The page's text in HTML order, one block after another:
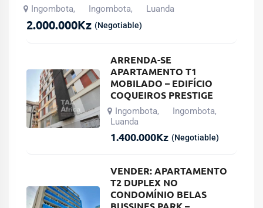
Ingombota, Ingombota, Luanda
2.000.000Kz (Negotiable)
ARRENDA-SE
APARTAMENTO T1
MOBILADO – EDIFÍCIO
COQUEIROS PRESTIGE
Ingombota, Ingombota,
Luanda
1.400.000Kz (Negotiable)
VENDER: APARTAMENTO
T2 DUPLEX NO
CONDOMÍNIO BELAS